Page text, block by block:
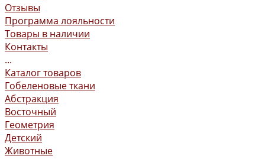
Отзывы
Программа лояльности
Товары в наличии
Контакты
...
Каталог товаров
Гобеленовые ткани
Абстракция
Восточный
Геометрия
Детский
Животные